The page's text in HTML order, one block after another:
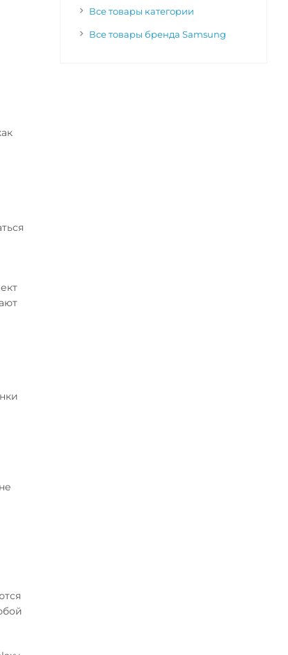
Все товары категории
Все товары бренда Samsung